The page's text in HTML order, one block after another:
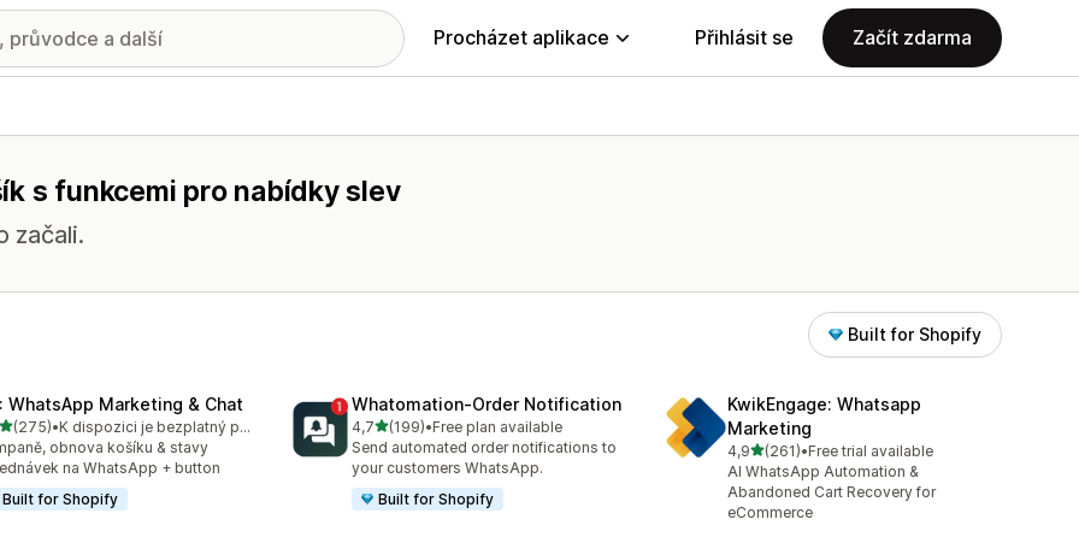
Procházet aplikace Přihlásit se Začít zdarma
s funkcemi pro nabídky slev
začali.
Built for Shopify
WhatsApp Marketing & Chat
z 5 hvězd
(275)počet recenzí: 275
•
K dispozici je bezplatný plán
obnova košíku & stavy
na WhatsApp + button
Built for Shopify
Whatomation‑Order Notification
4,7z 5 hvězd
(199)
Celkový počet recenzí: 199
•Free plan available
Send automated order notifications to
your customers WhatsApp.
Built for Shopify
KwikEngage: Whatsapp
Marketing
4,9z 5 hvězd
(261)
Celkový počet recenzí: 261
•Free trial available
AI WhatsApp Automation &
Abandoned Cart Recovery for
eCommerce